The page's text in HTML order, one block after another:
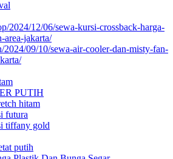
2024/12/06/sewa-kursi-crossback-harga-
area-jakarta/
2024/09/10/sewa-air-cooler-dan-misty-fan-
PUTIH
hitam
futura
tiffany gold
putih